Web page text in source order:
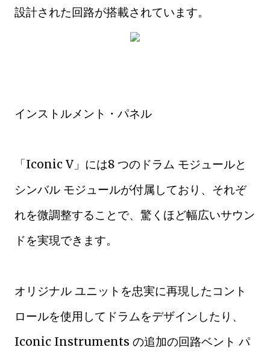
設計された回路が搭載されています。
インストルメント・パネル
「Iconic V」には8 つのドラム モジュールと
シンバル モジュールが付属しており、それぞ
れを微調整することで、驚くほど幅広いサウン
ドを実現できます。
オリジナル ユニットを忠実に再現したコント
ロールを使用してドラムをデザインしたり、
Iconic Instruments の追加の回路ベント パ